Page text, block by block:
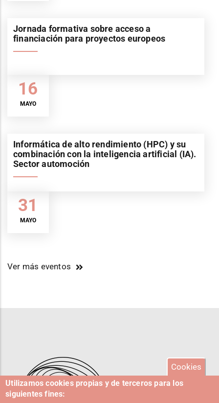
16
MAYO
Jornada formativa sobre acceso a
financiación para proyectos europeos
31
MAYO
Informática de alto rendimiento (HPC) y su
combinación con la inteligencia artificial (IA).
Sector automoción
Ver más eventos
Cookies
Utilizamos cookies propias y de terceros para los
siguientes fines: